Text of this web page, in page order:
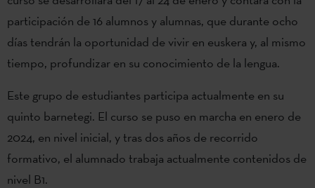
participación de 16 alumnos y alumnas, que durante ocho
días tendrán la oportunidad de vivir en euskera y, al mismo
tiempo, profundizar en su conocimiento de la lengua.
Este grupo de estudiantes participa actualmente en su
quinto barnetegi. El curso se puso en marcha en enero de
2024, en nivel inicial, y tras dos años de recorrido
formativo, el alumnado trabaja actualmente contenidos de
nivel B1.